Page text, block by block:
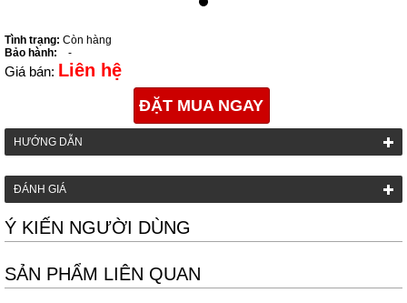
Tình trạng: Còn hàng
Bảo hành:
-
Giá bán: Liên hệ
ĐẶT MUA NGAY
HƯỚNG DẪN
ĐÁNH GIÁ
Ý KIẾN NGƯỜI DÙNG
SẢN PHẨM LIÊN QUAN